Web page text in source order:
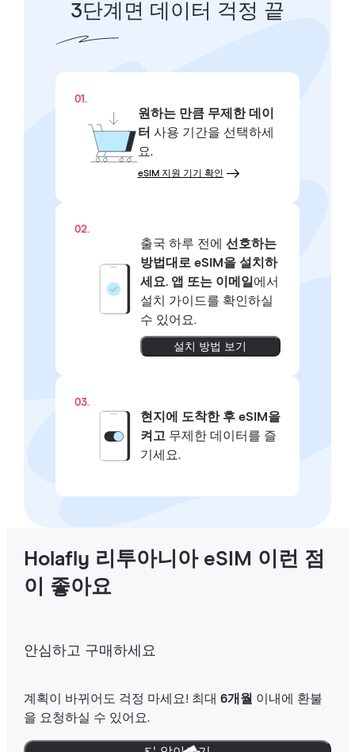
3단계면 데이터 걱정 끝
01.
원하는 만큼 무제한 데이
터 사용 기간을 선택하세
요.
eSIM 지원 기기 확인
02.
출국 하루 전에 선호하는
방법대로 eSIM을 설치하
세요. 앱 또는 이메일 에서
설치 가이드를 확인하실
수 있어요.
설치 방법 보기
03.
현지에 도착한 후 eSIM을
켜고 무제한 데이터를 즐
기세요.
Holafly 리투아니아 eSIM 이런 점
이 좋아요
안심하고 구매하세요
계획이 바뀌어도 걱정 마세요! 최대 6개월 이내에 환불
을 요청하실 수 있어요.